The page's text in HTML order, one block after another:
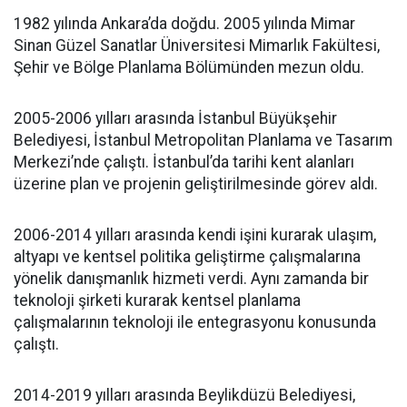
1982 yılında Ankara’da doğdu. 2005 yılında Mimar
Sinan Güzel Sanatlar Üniversitesi Mimarlık Fakültesi,
Şehir ve Bölge Planlama Bölümünden mezun oldu.
2005-2006 yılları arasında İstanbul Büyükşehir
Belediyesi, İstanbul Metropolitan Planlama ve Tasarım
Merkezi’nde çalıştı. İstanbul’da tarihi kent alanları
üzerine plan ve projenin geliştirilmesinde görev aldı.
2006-2014 yılları arasında kendi işini kurarak ulaşım,
altyapı ve kentsel politika geliştirme çalışmalarına
yönelik danışmanlık hizmeti verdi. Aynı zamanda bir
teknoloji şirketi kurarak kentsel planlama
çalışmalarının teknoloji ile entegrasyonu konusunda
çalıştı.
2014-2019 yılları arasında Beylikdüzü Belediyesi,